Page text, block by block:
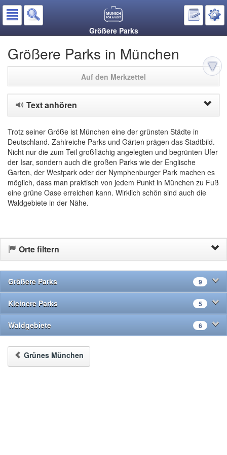
Größere Parks
Größere Parks in München
Auf den Merkzettel
Text anhören
Trotz seiner Größe ist München eine der grünsten Städte in
Deutschland. Zahlreiche Parks und Gärten prägen das Stadtbild.
Nicht nur die zum Teil großflächig angelegten und begrünten Ufer
der Isar, sondern auch die großen Parks wie der Englische
Garten, der Westpark oder der Nymphenburger Park machen es
möglich, dass man praktisch von jedem Punkt in München zu Fuß
eine grüne Oase erreichen kann. Wirklich schön sind auch die
Waldgebiete in der Nähe.
Orte filtern
Größere Parks 9
Kleinere Parks 5
Waldgebiete 6
Grünes München